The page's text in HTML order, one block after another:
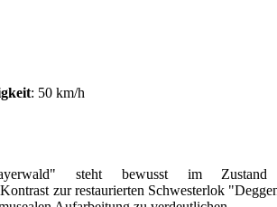
: 50 km/h
steht bewusst im Zustand
zur restaurierten Schwesterlok